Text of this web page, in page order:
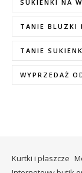
SUKIENKI NA
TANIE BLUZKI
TANIE
WYPRZEDAŻ
Kurtki i płaszcze